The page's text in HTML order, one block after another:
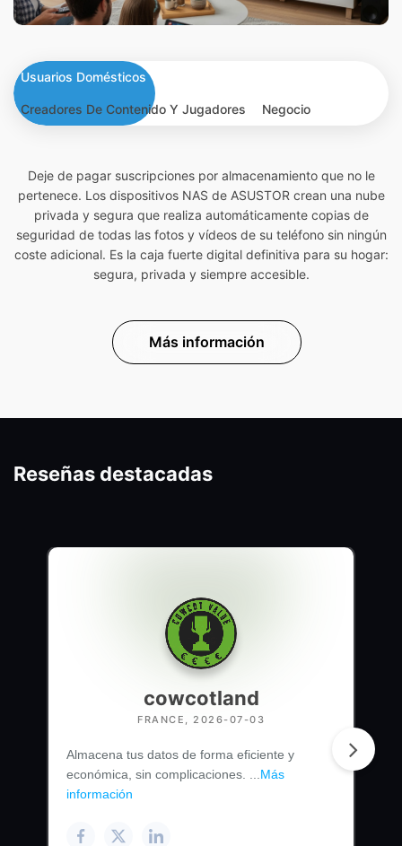
Usuarios Domésticos
Creadores De Contenido Y Jugadores Negocio
Deje de pagar suscripciones por almacenamiento que no le
pertenece. Los dispositivos NAS de ASUSTOR crean una nube
privada y segura que realiza automáticamente copias de
seguridad de todas las fotos y vídeos de su teléfono sin ningún
coste adicional. Es la caja fuerte digital definitiva para su hogar:
segura, privada y siempre accesible.
Más información
Reseñas destacadas
cowcotland
FRANCE, 2026-07-03
Almacena tus datos de forma eficiente y
económica, sin complicaciones. ... Más
información